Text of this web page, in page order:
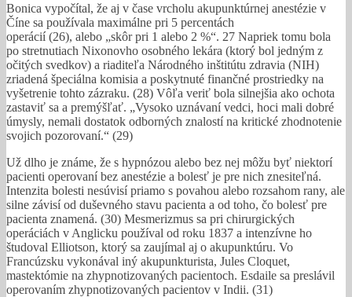
Bonica vypočítal, že aj v čase vrcholu akupunktúrnej anestézie v
Číne sa používala maximálne pri 5 percentách
operácií (26), alebo „skôr pri 1 alebo 2 %“. 27 Napriek tomu bola
po stretnutiach Nixonovho osobného lekára (ktorý bol jedným z
očitých svedkov) a riaditeľa Národného inštitútu zdravia (NIH)
zriadená špeciálna komisia a poskytnuté finančné prostriedky na
vyšetrenie tohto zázraku. (28) Vôľa veriť bola silnejšia ako ochota
zastaviť sa a premýšľať. „Vysoko uznávaní vedci, hoci mali dobré
úmysly, nemali dostatok odborných znalostí na kritické zhodnotenie
svojich pozorovaní.“ (29)
Už dlho je známe, že s hypnózou alebo bez nej môžu byť niektorí
pacienti operovaní bez anestézie a bolesť je pre nich znesiteľná.
Intenzita bolesti nesúvisí priamo s povahou alebo rozsahom rany, ale
silne závisí od duševného stavu pacienta a od toho, čo bolesť pre
pacienta znamená. (30) Mesmerizmus sa pri chirurgických
operáciách v Anglicku používal od roku 1837 a intenzívne ho
študoval Elliotson, ktorý sa zaujímal aj o akupunktúru. Vo
Francúzsku vykonával iný akupunkturista, Jules Cloquet,
mastektómie na zhypnotizovaných pacientoch. Esdaile sa preslávil
operovaním zhypnotizovaných pacientov v Indii. (31)